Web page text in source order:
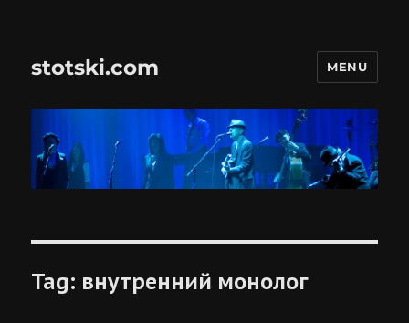
stotski.com MENU
Tag: внутренний монолог